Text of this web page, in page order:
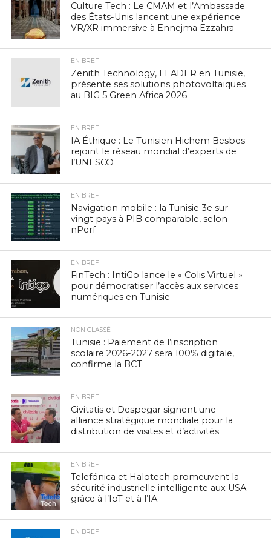
Culture Tech : Le CMAM et l’Ambassade
des États-Unis lancent une expérience
VR/XR immersive à Ennejma Ezzahra
EN BREF
Zenith Technology, LEADER en Tunisie,
présente ses solutions photovoltaïques
au BIG 5 Green Africa 2026
EN BREF
IA Éthique : Le Tunisien Hichem Besbes
rejoint le réseau mondial d’experts de
l’UNESCO
EN BREF
Navigation mobile : la Tunisie 3e sur
vingt pays à PIB comparable, selon
nPerf
EN BREF
FinTech : IntiGo lance le « Colis Virtuel »
pour démocratiser l’accès aux services
numériques en Tunisie
NON CLASSÉ
Tunisie : Paiement de l’inscription
scolaire 2026-2027 sera 100% digitale,
confirme la BCT
EN BREF
Civitatis et Despegar signent une
alliance stratégique mondiale pour la
distribution de visites et d’activités
EN BREF
Telefónica et Halotech promeuvent la
sécurité industrielle intelligente aux USA
grâce à l’IoT et à l’IA
EN BREF